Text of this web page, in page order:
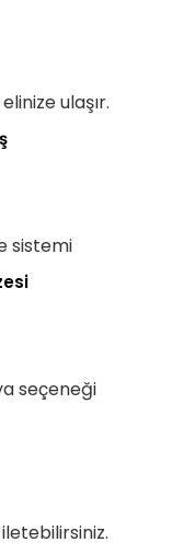
ulaşır.
sistemi
seçeneği